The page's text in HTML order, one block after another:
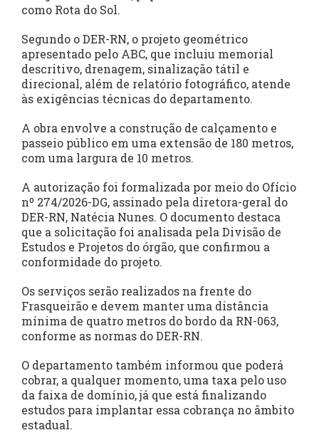
como Rota do Sol.
Segundo o DER-RN, o projeto geométrico
apresentado pelo ABC, que incluiu memorial
descritivo, drenagem, sinalização tátil e
direcional, além de relatório fotográfico, atende
às exigências técnicas do departamento.
A obra envolve a construção de calçamento e
passeio público em uma extensão de 180 metros,
com uma largura de 10 metros.
A autorização foi formalizada por meio do Ofício
nº 274/2026-DG, assinado pela diretora-geral do
DER-RN, Natécia Nunes. O documento destaca
que a solicitação foi analisada pela Divisão de
Estudos e Projetos do órgão, que confirmou a
conformidade do projeto.
Os serviços serão realizados na frente do
Frasqueirão e devem manter uma distância
mínima de quatro metros do bordo da RN-063,
conforme as normas do DER-RN.
O departamento também informou que poderá
cobrar, a qualquer momento, uma taxa pelo uso
da faixa de domínio, já que está finalizando
estudos para implantar essa cobrança no âmbito
estadual.